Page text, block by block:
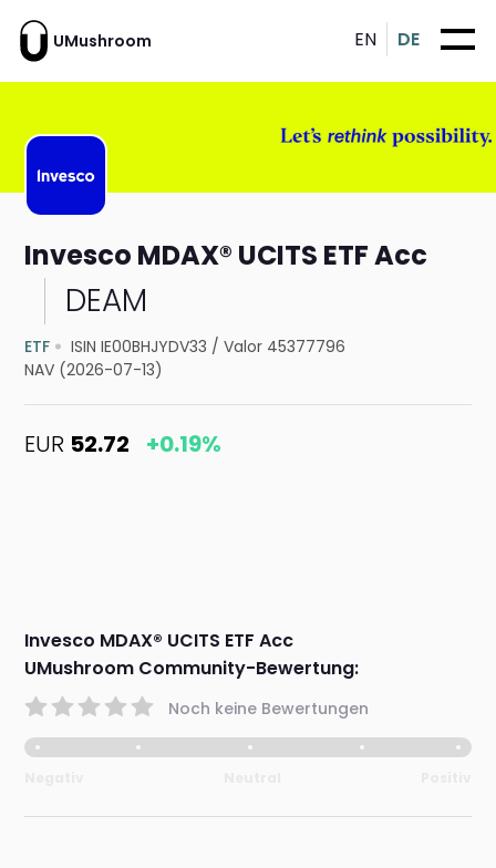
UMushroom EN DE
Invesco MDAX® UCITS ETF Acc
DEAM
ETF ISIN IE00BHJYDV33 /Valor 45377796
NAV (2026-07-13)
EUR 52.72 +0.19%
Invesco MDAX® UCITS ETF Acc
UMushroom Community-Bewertung:
Noch keine Bewertungen